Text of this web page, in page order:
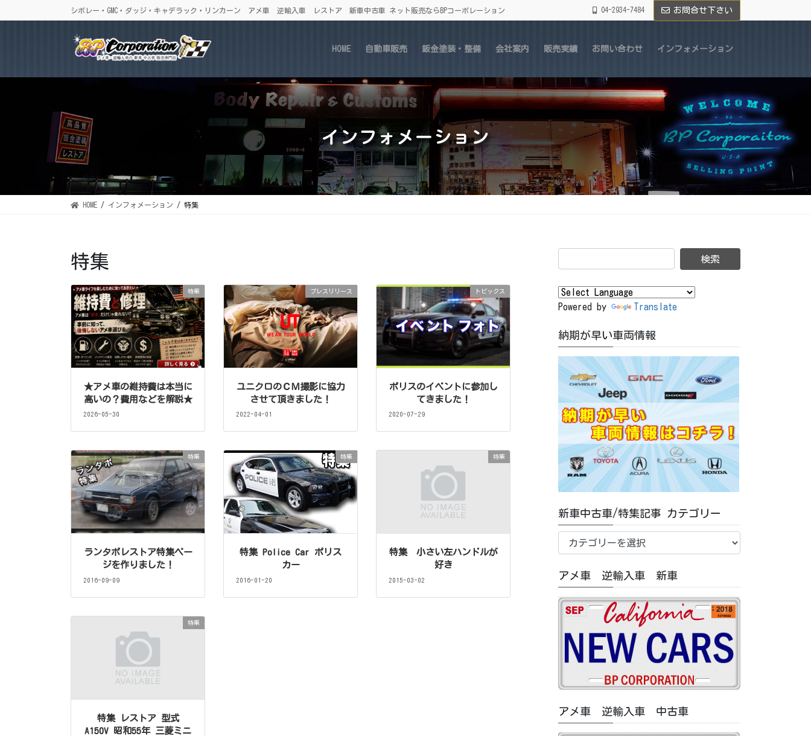
ン
に
ビ
ョ
シボレー・GMC・ダッジ・キャデラック・リンカーン アメ車 逆輸入車 レストア 新車中古車 ネット販売ならBPコーポレーション 04-2934-7484 お問合せ下さい
HOME 自動車販売 鈑金塗装・整備 会社案内 販売実績 お問い合わせ インフォメーション
インフォメーション
HOME インフォメーション 特集
特集
特集
★アメ車の維持費は本当に
高いの？費用などを解説★
2026-05-30
プレスリリース
ユニクロのＣＭ撮影に協力
させて頂きました！
2022-04-01
トピックス
ポリスのイベントに参加し
てきました！
2020-07-29
特集
ランタボレストア特集ペー
ジを作りました！
2016-09-09
特集
特集 Police Car ポリス
カー
2016-01-20
特集
特集 小さい左ハンドルが
好き
2015-03-02
特集
特集 レストア 型式
A150V 昭和55年 三菱ミニ
Powered by Translate
納期が早い車両情報
新車中古車/特集記事 カテゴリー
車
古
車/
特
リ
ー
アメ車 逆輸入車 新車
アメ車 逆輸入車 中古車